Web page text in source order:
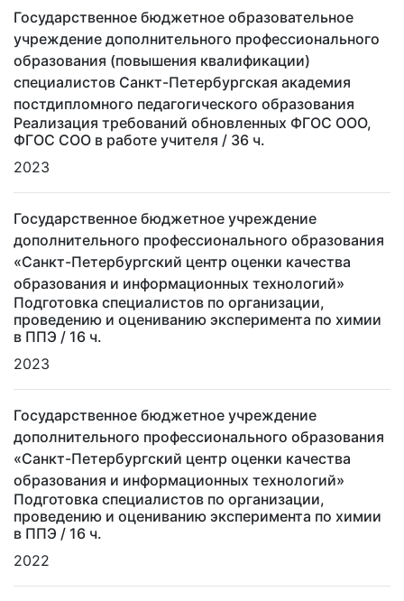
Государственное бюджетное образовательное
учреждение дополнительного профессионального
образования (повышения квалификации)
специалистов Санкт-Петербургская академия
постдипломного педагогического образования
Реализация требований обновленных ФГОС ООО,
ФГОС СОО в работе учителя / 36 ч.
2023
Государственное бюджетное учреждение
дополнительного профессионального образования
«Санкт-Петербургский центр оценки качества
образования и информационных технологий»
Подготовка специалистов по организации,
проведению и оцениванию эксперимента по химии
в ППЭ / 16 ч.
2023
Государственное бюджетное учреждение
дополнительного профессионального образования
«Санкт-Петербургский центр оценки качества
образования и информационных технологий»
Подготовка специалистов по организации,
проведению и оцениванию эксперимента по химии
в ППЭ / 16 ч.
2022